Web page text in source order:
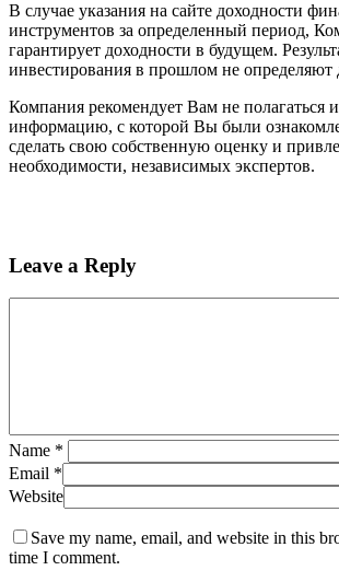
В случае указания на сайте доходности
инструментов за определенный период,
гарантирует доходности в будущем.
инвестирования в прошлом не определяют
Компания рекомендует Вам не полагаться
информацию, с которой Вы были
сделать свою собственную оценку и
необходимости, независимых экспертов.
Leave a Reply
Name *
Email *
Website
Save my name, email, and website in this
time I comment.